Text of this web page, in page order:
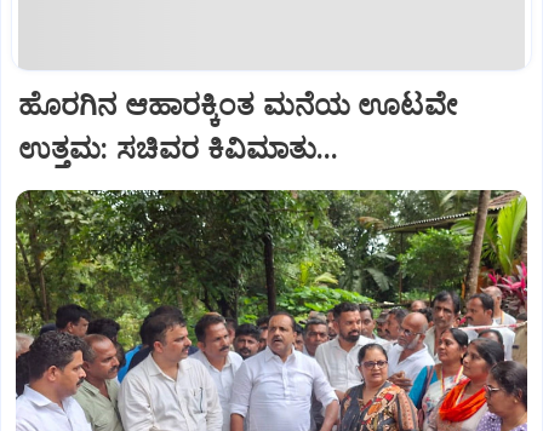
ಹೊರಗಿನ ಆಹಾರಕ್ಕಿಂತ ಮನೆಯ ಊಟವೇ
ಉತ್ತಮ: ಸಚಿವರ ಕಿವಿಮಾತು...